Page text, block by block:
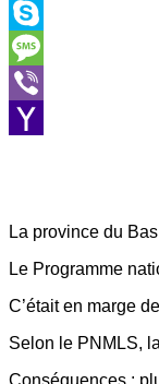
Outlook.com
Skype
Message
Viber
La province du
Le Programme
C’était en marge
Selon le PNMLS,
Conséquences :